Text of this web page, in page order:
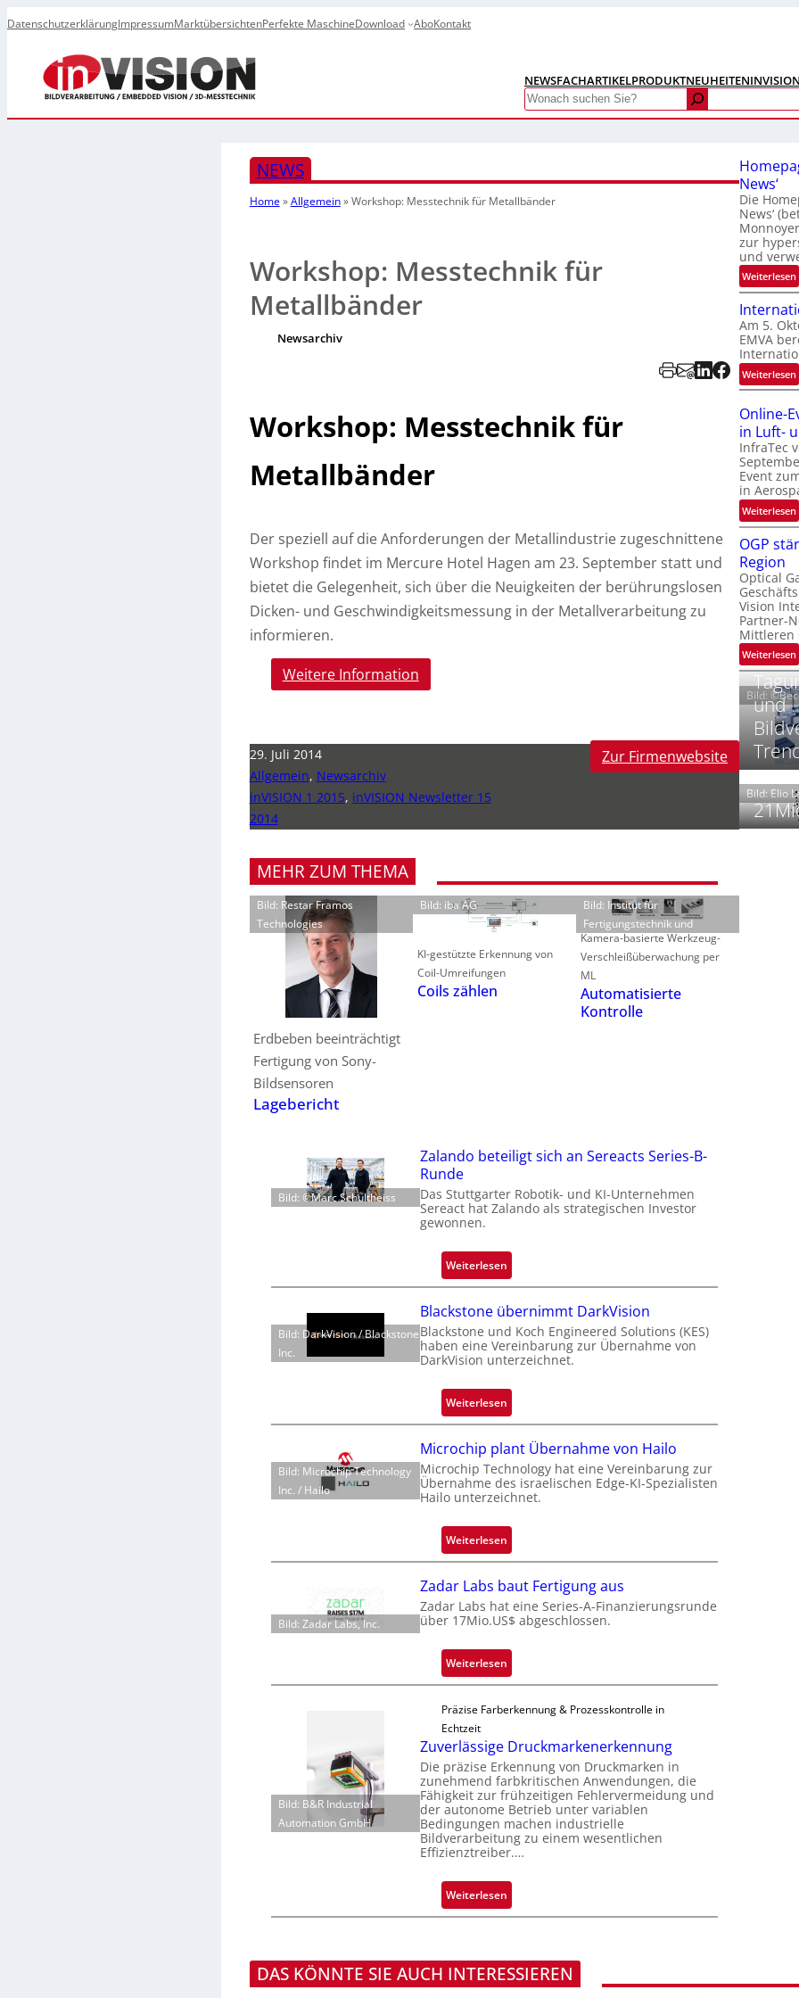
DatenschutzerklärungImpressumMarktübersichtenPerfekte MaschineDownload AboKontakt
NEWSFACHARTIKELPRODUKTNEUHEITEN
Search
NEWS
Home»Allgemein»Workshop: Messtechnik für Metallbänder
Workshop: Messtechnik für
Metallbänder
Newsarchiv
Workshop: Messtechnik für
Metallbänder
Der speziell auf die Anforderungen der Metallindustrie zugeschnittene
Workshop findet im Mercure Hotel Hagen am 23. September statt und
bietet die Gelegenheit, sich über die Neuigkeiten der berührungslosen
Dicken- und Geschwindigkeitsmessung in der Metallverarbeitung zu
informieren.
Weitere Information
29. Juli 2014
Allgemein, Newsarchiv
inVISION 1 2015, inVISION Newsletter 15
2014
Zur Firmenwebsite
MEHR ZUM THEMA
Bild: Restar Framos
Technologies
Erdbeben beeinträchtigt
Fertigung von Sony-
Bildsensoren
Lagebericht
Bild: iba AG
KI-gestützte Erkennung von
Coil-Umreifungen
Coils zählen
Bild: Institut für
Fertigungstechnik und
Kamera-basierte Werkzeug-
Verschleißüberwachung per
ML
Automatisierte
Kontrolle
Bild: ©Marc Schultheiss
Zalando beteiligt sich an Sereacts Series-B-
Runde
Das Stuttgarter Robotik- und KI-Unternehmen
Sereact hat Zalando als strategischen Investor
gewonnen.
Weiterlesen:
Z
a
l
a
n
o
b
t
e
i
i
g
t
s
i
c
n
e
e
a
c
t
s
S
r
i
e
-
B
-
Bild: DarkVision / Blackstone
Inc.
Blackstone übernimmt DarkVision
Blackstone und Koch Engineered Solutions (KES)
haben eine Vereinbarung zur Übernahme von
DarkVision unterzeichnet.
Weiterlesen:
B
a
c
k
o
e
ü
b
r
n
m
D
a
r
k
V
s
i
Bild: Microchip Technology
Inc. / Hailo
Microchip plant Übernahme von Hailo
Microchip Technology hat eine Vereinbarung zur
Übernahme des israelischen Edge-KI-Spezialisten
Hailo unterzeichnet.
Weiterlesen:
M
c
r
c
h
i
p
l
a
n
t
Ü
b
e
n
a
e
v
Bild: Zadar Labs, Inc.
Zadar Labs baut Fertigung aus
Zadar Labs hat eine Series-A-Finanzierungsrunde
über 17Mio.US$ abgeschlossen.
Weiterlesen:
Z
d
r
L
a
b
s
b
u
t
r
t
Bild: B&R Industrial
Automation GmbH
Präzise Farberkennung & Prozesskontrolle in
Echtzeit
Zuverlässige Druckmarkenerkennung
Die präzise Erkennung von Druckmarken in
zunehmend farbkritischen Anwendungen, die
Fähigkeit zur frühzeitigen Fehlervermeidung und
der autonome Betrieb unter variablen
Bedingungen machen industrielle
Bildverarbeitung zu einem wesentlichen
Effizienztreiber.…
Weiterlesen:
Z
e
r
News‘
Die
News‘
zur
und
Weiterlesen:
a
‚
y
r
s
c
t
r
l
N
s
‘
Am 5.
EMVA
Weiterlesen:
I
t
r
t
i
l
i
s
i
i
Online-
in Luft-
InfraTec
Event
in
Weiterlesen:
n
i
-
E
v
t
z
r
OGP
Region
Optical
Vision
Partner-
Mittleren
Weiterlesen:
s
t
r
t
Bild:
und
Bild: Elio
DAS KÖNNTE SIE AUCH INTERESSIEREN